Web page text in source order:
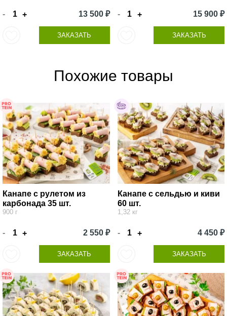
- + 13 500 ₽
ЗАКАЗАТЬ
- + 15 900 ₽
ЗАКАЗАТЬ
Похожие товары
Канапе с рулетом из
карбонада 35 шт.
900 г
- + 2 550 ₽
ЗАКАЗАТЬ
Канапе с сельдью и киви
60 шт.
1,32 кг
- + 4 450 ₽
ЗАКАЗАТЬ